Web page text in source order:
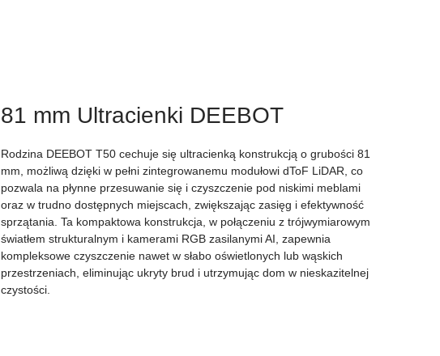
81 mm Ultracienki DEEBOT
Rodzina DEEBOT T50 cechuje się ultracienką konstrukcją o grubości 81
mm, możliwą dzięki w pełni zintegrowanemu modułowi dToF LiDAR, co
pozwala na płynne przesuwanie się i czyszczenie pod niskimi meblami
oraz w trudno dostępnych miejscach, zwiększając zasięg i efektywność
sprzątania. Ta kompaktowa konstrukcja, w połączeniu z trójwymiarowym
światłem strukturalnym i kamerami RGB zasilanymi AI, zapewnia
kompleksowe czyszczenie nawet w słabo oświetlonych lub wąskich
przestrzeniach, eliminując ukryty brud i utrzymując dom w nieskazitelnej
czystości.